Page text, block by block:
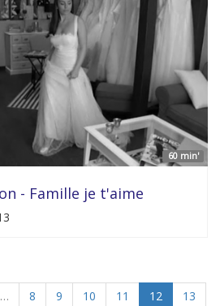
60 min'
- Famille je t'aime
… 8 9 10 11 12
13